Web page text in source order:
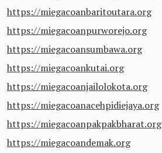
https://miegacoanbaritoutara.org
https://miegacoanpurworejo.org
https://miegacoansumbawa.org
https://miegacoankutai.org
https://miegacoanjailolokota.org
https://miegacoanacehpidiejaya.org
https://miegacoanpakpakbharat.org
https://miegacoandemak.org